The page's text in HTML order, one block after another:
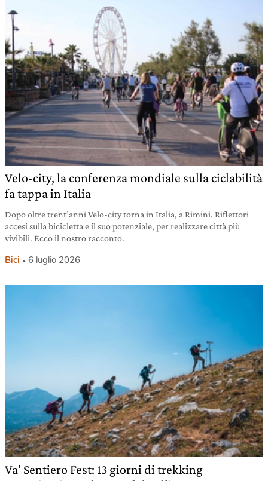
Velo-city, la conferenza mondiale sulla ciclabilità
fa tappa in Italia
Dopo oltre trent’anni Velo-city torna in Italia, a Rimini. Riflettori
accesi sulla bicicletta e il suo potenziale, per realizzare città più
vivibili. Ecco il nostro racconto.
Bici 6 luglio 2026
Va’ Sentiero Fest: 13 giorni di trekking